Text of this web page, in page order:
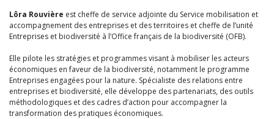
Lôra Rouvière est cheffe de service adjointe du Service mobilisation et
accompagnement des entreprises et des territoires et cheffe de l’unité
Entreprises et biodiversité à l’Office français de la biodiversité (OFB).
Elle pilote les stratégies et programmes visant à mobiliser les acteurs
économiques en faveur de la biodiversité, notamment le programme
Entreprises engagées pour la nature. Spécialiste des relations entre
entreprises et biodiversité, elle développe des partenariats, des outils
méthodologiques et des cadres d’action pour accompagner la
transformation des pratiques économiques.